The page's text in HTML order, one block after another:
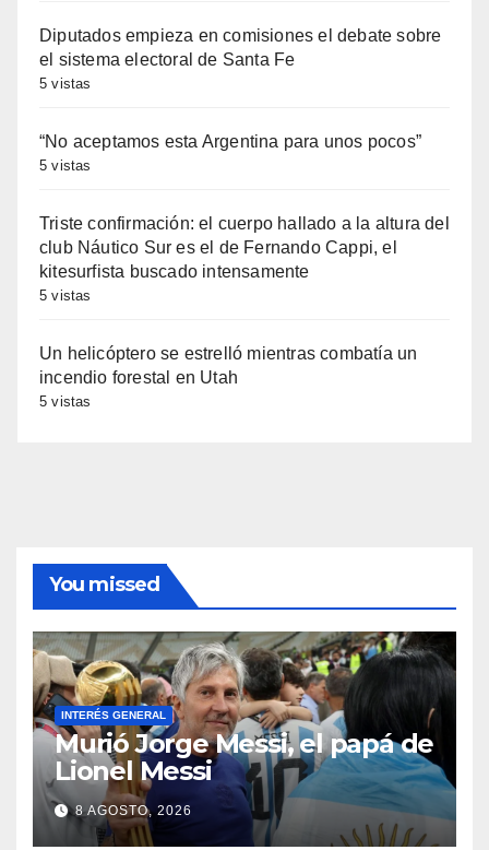
Diputados empieza en comisiones el debate sobre
el sistema electoral de Santa Fe
5 vistas
“No aceptamos esta Argentina para unos pocos”
5 vistas
Triste confirmación: el cuerpo hallado a la altura del
club Náutico Sur es el de Fernando Cappi, el
kitesurfista buscado intensamente
5 vistas
Un helicóptero se estrelló mientras combatía un
incendio forestal en Utah
5 vistas
You missed
INTERÉS GENERAL
Murió Jorge Messi, el papá de
Lionel Messi
8 AGOSTO, 2026